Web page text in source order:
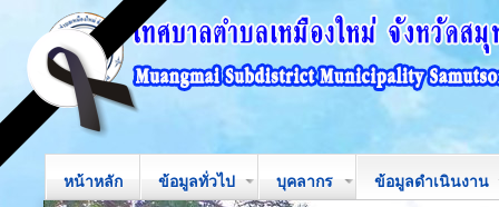
หน้าหลัก ข้อมูลทั่วไป บุคลากร ข้อมูลดำเนินงาน